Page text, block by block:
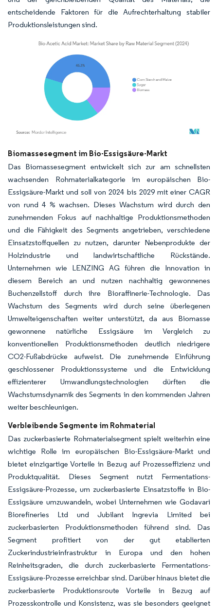
entscheidende Faktoren für die Aufrechterhaltung stabiler
Produktionsleistungen sind.
Bild © Mordor Intelligence. Wiederverwendung erfordert Namensnennung
Biomassesegment im Bio-Essigsäure-Markt
Das Biomassesegment entwickelt sich zur am schnellsten
wachsenden Rohmaterialkategorie im europäischen Bio-
Essigsäure-Markt und soll von 2024 bis 2029 mit einer CAGR
von rund 4 % wachsen. Dieses Wachstum wird durch den
zunehmenden Fokus auf nachhaltige Produktionsmethoden
und die Fähigkeit des Segments angetrieben, verschiedene
Einsatzstoffquellen zu nutzen, darunter Nebenprodukte der
Holzindustrie und landwirtschaftliche Rückstände.
Unternehmen wie LENZING AG führen die Innovation in
diesem Bereich an und nutzen nachhaltig gewonnenes
Buchenzellstoff durch ihre Bioraffinerie-Technologie. Das
Wachstum des Segments wird durch seine überlegenen
Umwelteigenschaften weiter unterstützt, da aus Biomasse
gewonnene natürliche Essigsäure im Vergleich zu
konventionellen Produktionsmethoden deutlich niedrigere
CO2-Fußabdrücke aufweist. Die zunehmende Einführung
geschlossener Produktionssysteme und die Entwicklung
effizienterer Umwandlungstechnologien dürften die
Wachstumsdynamik des Segments in den kommenden Jahren
weiter beschleunigen.
Verbleibende Segmente im Rohmaterial
Das zuckerbasierte Rohmaterialsegment spielt weiterhin eine
wichtige Rolle im europäischen Bio-Essigsäure-Markt und
bietet einzigartige Vorteile in Bezug auf Prozesseffizienz und
Produktqualität. Dieses Segment nutzt Fermentations-
Essigsäure-Prozesse, um zuckerbasierte Einsatzstoffe in Bio-
Essigsäure umzuwandeln, wobei Unternehmen wie Godavari
Biorefineries Ltd und Jubilant Ingrevia Limited bei
zuckerbasierten Produktionsmethoden führend sind. Das
Segment profitiert von der gut etablierten
Zuckerindustrieinfrastruktur in Europa und den hohen
Reinheitsgraden, die durch zuckerbasierte Fermentations-
Essigsäure-Prozesse erreichbar sind. Darüber hinaus bietet die
zuckerbasierte Produktionsroute Vorteile in Bezug auf
Prozesskontrolle und Konsistenz, was sie besonders geeignet